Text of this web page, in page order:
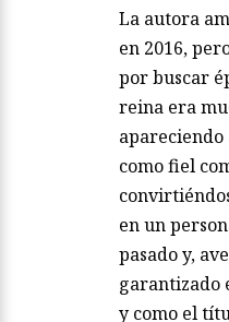
La autora
en 2016,
por buscar
reina era
apareciendo
como fiel
en un
pasado y,
garantizado
y como el